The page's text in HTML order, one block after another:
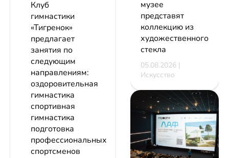
Клуб
гимнастики
«Тигренок»
предлагает
занятия по
следующим
направлениям:
оздоровительная
гимнастика
спортивная
гимнастика
подготовка
профессиональных
спортсменов
музее
представят
коллекцию из
художественного
стекла
05.08.2026 |
Искусство